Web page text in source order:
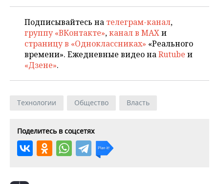
Подписывайтесь на телеграм-канал,
группу «ВКонтакте»,канал в MAXи
страницу в «Одноклассниках» «Реального
времени». Ежедневные видео наRutube и
«Дзене».
Технологии Общество Власть
Поделитесь в соцсетях